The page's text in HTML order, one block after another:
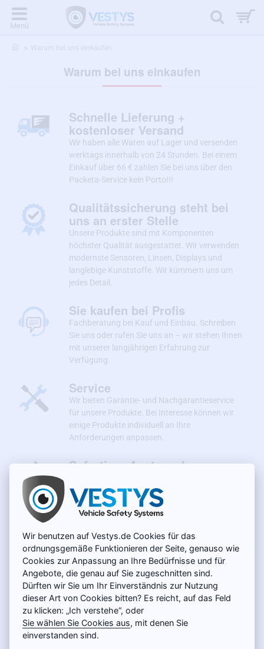
Warum bei uns einkaufen
Schnelle Lieferung +
kostenloser Versand
Wir haben alle Waren auf Lager und versenden
werktags innerhalb von 24 Stunden. Bei einem
Einkauf über 66 € zahlen Sie bei uns über den
Packeta-Service kein Porto!!!
Qualitätssicherung steht bei
uns an erster Stelle
Unsere Produkte sind mit Komponenten
höchster Qualität ausgestattet. Wir verwenden
modernste Sensoren, Linsen, Displays und
langlebige Kunststoffe. Wir kümmern uns um
jedes Detail.
Sie kaufen bei Profis
Fachberatung bei Kauf und Einbau. Schreiben
Sie uns oder rufen Sie uns an – wir stehen Ihnen
mit unserer langjährigen Erfahrung zur
Verfügung.
Service
Wir bieten Garantie- und Nachgarantieservice
für unsere Produkte. Bei Interesse können wir
einige Produkte individuell an Ihre
Anforderungen anpassen.
Sofortiger Austausch
Ihnen passen, schicken Sie sie an uns zurück
und wir tauschen sie umgehend portofrei für
Sie um.
Jedes Auto wartet auf seine
Kamera
Haben Sie keine Kamera oder keinen Monitor
gefunden, der zu Ihrem Auto passt? Schreiben
Sie uns das konkrete Modell und Baujahr des
Autos und wir finden die für Sie am besten
geeignete Lösung.
Wir benutzen auf Vestys.de Cookies für das
ordnungsgemäße Funktionieren der Seite, genauso wie
Cookies zur Anpassung an Ihre Bedürfnisse und für
Angebote, die genau auf Sie zugeschnitten sind.
Dürften wir Sie um Ihr Einverständnis zur Nutzung
dieser Art von Cookies bitten? Es reicht, auf das Feld
zu klicken: „Ich verstehe“, oder
Sie wählen Sie Cookies aus, mit denen Sie
einverstanden sind.